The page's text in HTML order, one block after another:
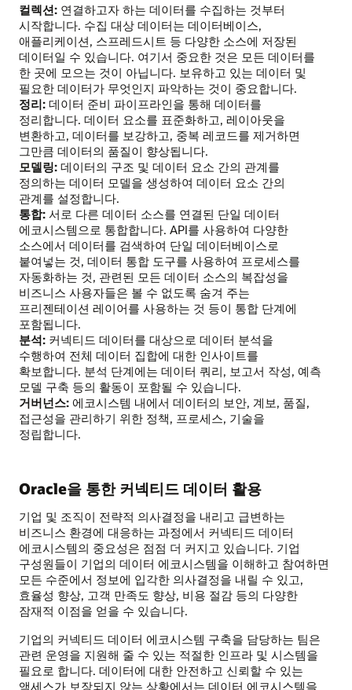
컬렉션: 연결하고자 하는 데이터를 수집하는 것부터
시작합니다. 수집 대상 데이터는 데이터베이스,
애플리케이션, 스프레드시트 등 다양한 소스에 저장된
데이터일 수 있습니다. 여기서 중요한 것은 모든 데이터를
한 곳에 모으는 것이 아닙니다. 보유하고 있는 데이터 및
필요한 데이터가 무엇인지 파악하는 것이 중요합니다.
정리: 데이터 준비 파이프라인을 통해 데이터를
정리합니다. 데이터 요소를 표준화하고, 레이아웃을
변환하고, 데이터를 보강하고, 중복 레코드를 제거하면
그만큼 데이터의 품질이 향상됩니다.
모델링: 데이터의 구조 및 데이터 요소 간의 관계를
정의하는 데이터 모델을 생성하여 데이터 요소 간의
관계를 설정합니다.
통합: 서로 다른 데이터 소스를 연결된 단일 데이터
에코시스템으로 통합합니다. API를 사용하여 다양한
소스에서 데이터를 검색하여 단일 데이터베이스로
붙여넣는 것, 데이터 통합 도구를 사용하여 프로세스를
자동화하는 것, 관련된 모든 데이터 소스의 복잡성을
비즈니스 사용자들은 볼 수 없도록 숨겨 주는
프리젠테이션 레이어를 사용하는 것 등이 통합 단계에
포함됩니다.
분석: 커넥티드 데이터를 대상으로 데이터 분석을
수행하여 전체 데이터 집합에 대한 인사이트를
확보합니다. 분석 단계에는 데이터 쿼리, 보고서 작성, 예측
모델 구축 등의 활동이 포함될 수 있습니다.
거버넌스: 에코시스템 내에서 데이터의 보안, 계보, 품질,
접근성을 관리하기 위한 정책, 프로세스, 기술을
정립합니다.
Oracle을 통한 커넥티드 데이터 활용
기업 및 조직이 전략적 의사결정을 내리고 급변하는
비즈니스 환경에 대응하는 과정에서 커넥티드 데이터
에코시스템의 중요성은 점점 더 커지고 있습니다. 기업
구성원들이 기업의 데이터 에코시스템을 이해하고 참여하면
모든 수준에서 정보에 입각한 의사결정을 내릴 수 있고,
효율성 향상, 고객 만족도 향상, 비용 절감 등의 다양한
잠재적 이점을 얻을 수 있습니다.
기업의 커넥티드 데이터 에코시스템 구축을 담당하는 팀은
관련 운영을 지원해 줄 수 있는 적절한 인프라 및 시스템을
필요로 합니다. 데이터에 대한 안전하고 신뢰할 수 있는
액세스가 보장되지 않는 상황에서는 데이터 에코시스템을